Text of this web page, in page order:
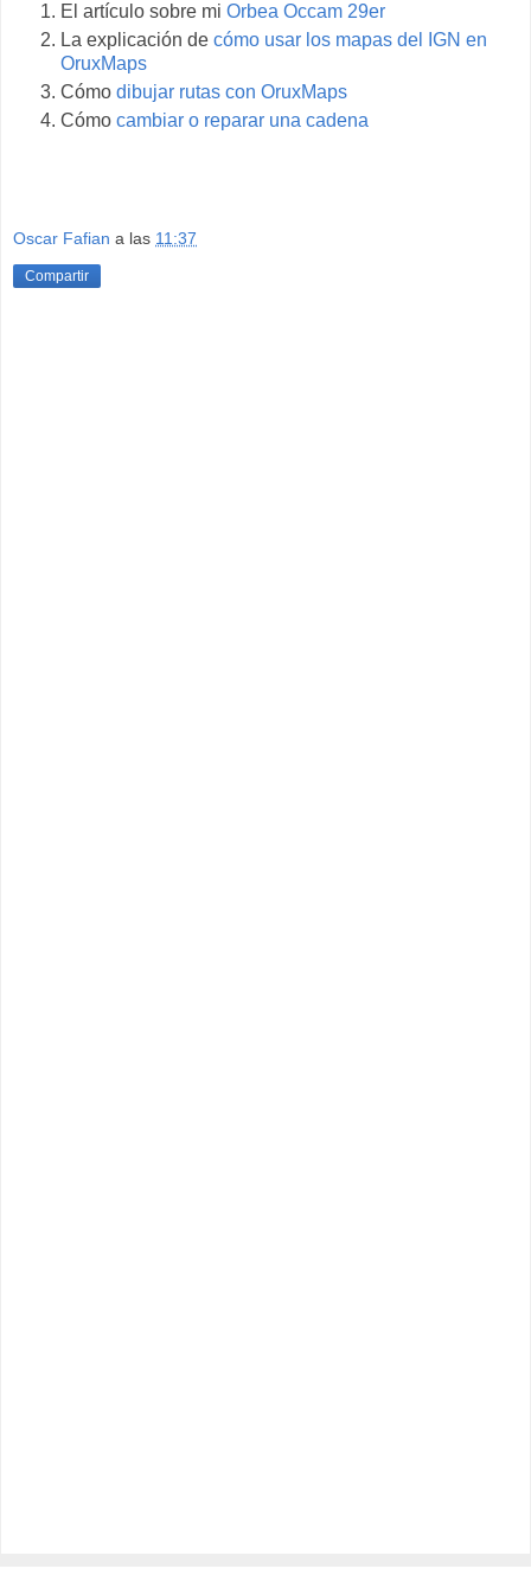
El artículo sobre mi Orbea Occam 29er
La explicación de cómo usar los mapas del IGN en
OruxMaps
Cómo dibujar rutas con OruxMaps
Cómo cambiar o reparar una cadena
Oscar Fafian a las 11:37
Compartir